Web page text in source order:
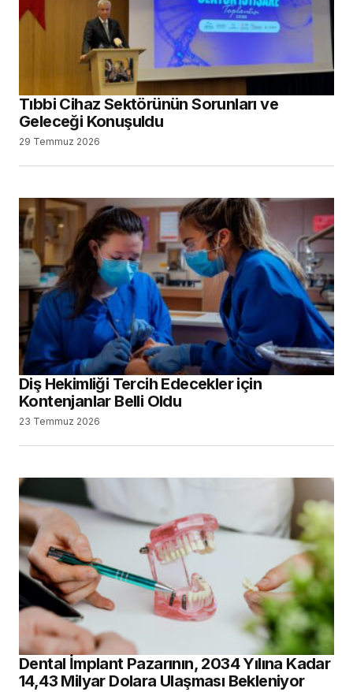
Tıbbi Cihaz Sektörünün Sorunları ve
Geleceği Konuşuldu
29 Temmuz 2026
Diş Hekimliği Tercih Edecekler için
Kontenjanlar Belli Oldu
23 Temmuz 2026
Dental İmplant Pazarının, 2034 Yılına Kadar
14,43 Milyar Dolara Ulaşması Bekleniyor